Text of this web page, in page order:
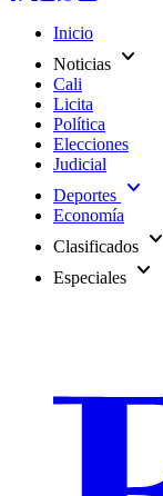
Inicio
Noticias expand_more
Cali
Licita
Política
Elecciones
Judicial
Deportes expand_more
Economía
Clasificados expand_more
Especiales expand_more